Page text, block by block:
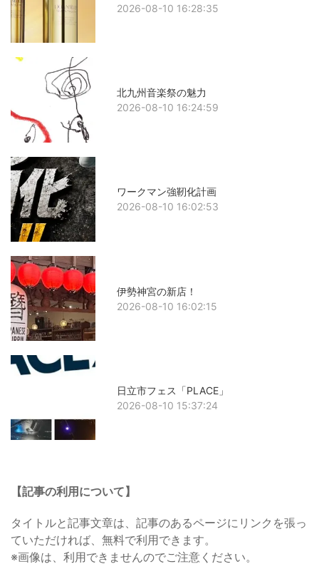
2026-08-10 16:28:35
北九州音楽祭の魅力
2026-08-10 16:24:59
ワークマン強靭化計画
2026-08-10 16:02:53
伊勢神宮の新店！
2026-08-10 16:02:15
日立市フェス「PLACE」
2026-08-10 15:37:24
【記事の利用について】
タイトルと記事文章は、記事のあるページにリンクを張っ
ていただければ、無料で利用できます。
※画像は、利用できませんのでご注意ください。